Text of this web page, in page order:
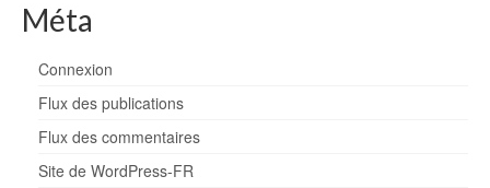
Méta
Connexion
Flux des publications
Flux des commentaires
Site de WordPress-FR